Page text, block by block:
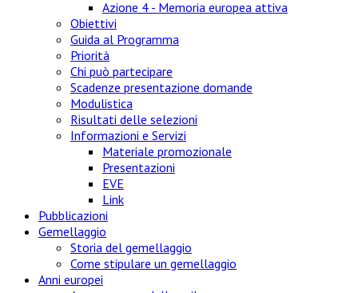
Azione 4 - Memoria europea attiva
Obiettivi
Guida al Programma
Priorità
Chi può partecipare
Scadenze presentazione domande
Modulistica
Risultati delle selezioni
Informazioni e Servizi
Materiale promozionale
Presentazioni
EVE
Link
Pubblicazioni
Gemellaggio
Storia del gemellaggio
Come stipulare un gemellaggio
Anni europei